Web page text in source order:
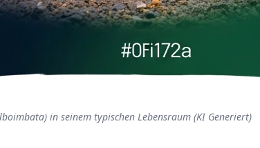
in seinem typischen Lebensraum (KI Generiert)